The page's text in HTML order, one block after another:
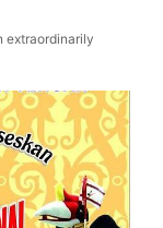
extraordinarily